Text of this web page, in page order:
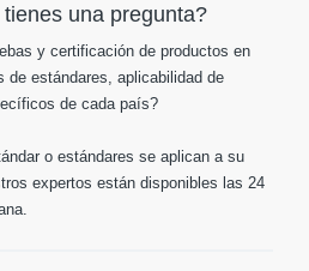
una pregunta?
y certificación de productos en
de estándares, aplicabilidad de
de cada país?
o estándares se aplican a su
expertos están disponibles las 24